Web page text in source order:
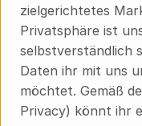
Herkunft
zielgerichtetes
Privatsphäre ist
selbstverständlich
Daten ihr mit uns
möchtet. Gemäß
Privacy) könnt ihr